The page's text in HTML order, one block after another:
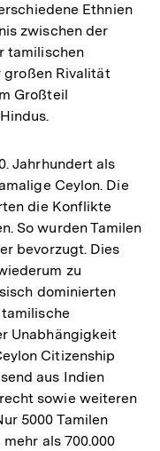
Ethnien
zwischen der
tamilischen
großen Rivalität
Großteil
Jahrhundert als
Ceylon. Die
die Konflikte
So wurden Tamilen
bevorzugt. Dies
zu
dominierten
Unabhängigkeit
Citizenship
aus Indien
sowie weiteren
5000 Tamilen
als 700.000